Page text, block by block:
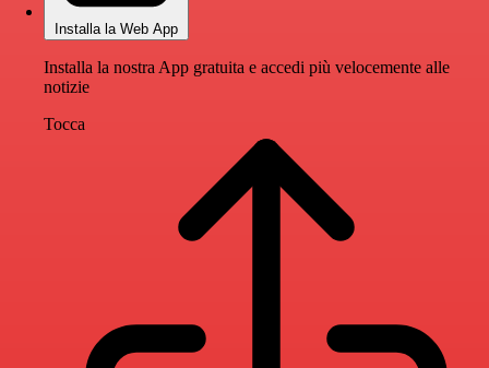
Installa la Web App
Installa la nostra App gratuita e accedi più velocemente alle
notizie
Tocca